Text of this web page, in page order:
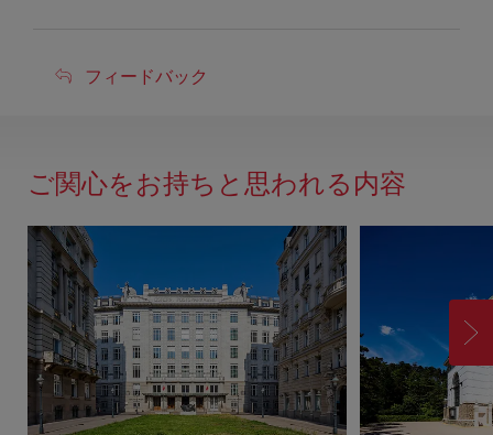
フ
ド
ッ
ク
フィードバック
ご関心をお持ちと思われる内容
進